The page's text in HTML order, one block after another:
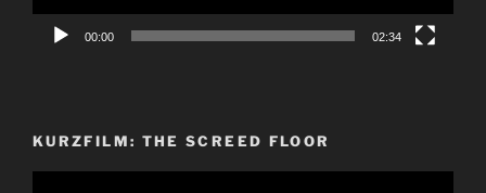
00:00 02:34
KURZFILM: THE SCREED FLOOR